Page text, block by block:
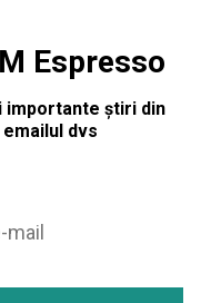
Espresso
importante știri din
dvs